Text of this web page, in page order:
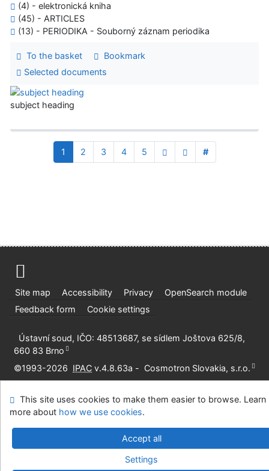
(4) - elektronická kniha
(45) - ARTICLES
(13) - PERIODIKA - Souborný záznam periodika
To the basket
Bookmark
Selected documents
subject heading
1 2 3 4 5 #
Site map Accessibility Privacy
OpenSearch module
Feedback form
Cookie settings
Ústavní soud, IČO: 48513687, se sídlem Joštova 625/8,
660 83 Brno
©1993-2026 IPAC v.4.8.63a - Cosmotron Slovakia, s.r.o.
This site uses cookies to make them easier to browse. Learn
more about how we use cookies.
Accept all
Settings